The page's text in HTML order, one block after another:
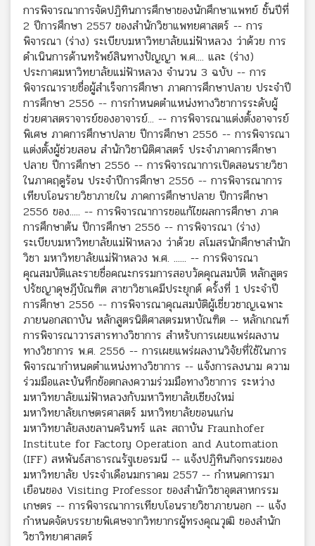
การพิจารณาการจัดปฏิทินการศึกษาของนักศึกษาแพทย์ ชั้นปีที่
2 ปีการศึกษา 2557 ของสำนักวิชาแพทยศาสตร์ -- การ
พิจารณา (ร่าง) ระเบียบมหาวิทยาลัยแม่ฟ้าหลวง ว่าด้วย การ
ดำเนินการด้านทรัพย์สินทางปัญญา พ.ศ.... และ (ร่าง)
ประกาศมหาวิทยาลัยแม่ฟ้าหลวง จำนวน 3 ฉบับ -- การ
พิจารณารายชื่อผู้สำเร็จการศึกษา ภาคการศึกษาปลาย ประจำปี
การศึกษา 2556 -- การกำหนดตำแหน่งทางวิชาการระดับผู้
ช่วยศาสตราจารย์ของอาจารย์... -- การพิจารณาแต่งตั้งอาจารย์
พิเศษ ภาคการศึกษาปลาย ปีการศึกษา 2556 -- การพิจารณา
แต่งตั้งผู้ช่วยสอน สำนักวิชานิติศาสตร์ ประจำภาคการศึกษา
ปลาย ปีการศึกษา 2556 -- การพิจารณาการเปิดสอนรายวิชา
ในภาคฤดูร้อน ประจำปีการศึกษา 2556 -- การพิจารณาการ
เทียบโอนรายวิชาภายใน ภาคการศึกษาปลาย ปีการศึกษา
2556 ของ..... -- การพิจารณาการขอแก้ไขผลการศึกษา ภาค
การศึกษาต้น ปีการศึกษา 2556 -- การพิจารณา (ร่าง)
ระเบียบมหาวิทยาลัยแม่ฟ้าหลวง ว่าด้วย สโมสรนักศึกษาสำนัก
วิชา มหาวิทยาลัยแม่ฟ้าหลวง พ.ศ. ...... -- การพิจารณา
คุณสมบัติและรายชื่อคณะกรรมการสอบวัดคุณสมบัติ หลักสูตร
ปรัชญาดุษฎีบัณฑิต สาขาวิชาเคมีประยุกต์ ครั้งที่ 1 ประจำปี
การศึกษา 2556 -- การพิจารณาคุณสมบัติผู้เชี่ยวชาญเฉพาะ
ภายนอกสถาบัน หลักสูตรนิติศาสตรมหาบัณฑิต -- หลักเกณฑ์
การพิจารณาวารสารทางวิชาการ สำหรับการเผยแพร่ผลงาน
ทางวิชาการ พ.ศ. 2556 -- การเผยแพร่ผลงานวิจัยที่ใช้ในการ
พิจารณากำหนดตำแหน่งทางวิชาการ -- แจ้งการลงนาม ความ
ร่วมมือและบันทึกข้อตกลงความร่วมมือทางวิชาการ ระหว่าง
มหาวิทยาลัยแม่ฟ้าหลวงกับมหาวิทยาลัยเชียงใหม่
มหาวิทยาลัยเกษตรศาสตร์ มหาวิทยาลัยขอนแก่น
มหาวิทยาลัยสงขลานครินทร์ และ สถาบัน Fraunhofer
Institute for Factory Operation and Automation
(IFF) สหพันธ์สาธารณรัฐเยอรมนี -- แจ้งปฏิทินกิจกรรมของ
มหาวิทยาลัย ประจำเดือนมกราคม 2557 -- กำหนดการมา
เยือนของ Visiting Professor ของสำนักวิชาอุตสาหกรรม
เกษตร -- การพิจารณาการเทียบโอนรายวิชาภายนอก -- แจ้ง
กำหนดจัดบรรยายพิเศษจากวิทยากรผู้ทรงคุณวุฒิ ของสำนัก
วิชาวิทยาศาสตร์